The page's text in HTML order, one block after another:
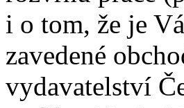
i o tom, že je
zavedené
vydavatelství